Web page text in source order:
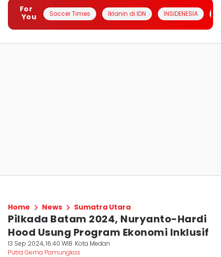
For
You
Soccer Times Iklanin di IDN INSIDENESIA
Home News Sumatra Utara
Pilkada Batam 2024, Nuryanto-Hardi
Hood Usung Program Ekonomi Inklusif
13 Sep 2024, 16:40 WIB Kota Medan
Putra Gema Pamungkas